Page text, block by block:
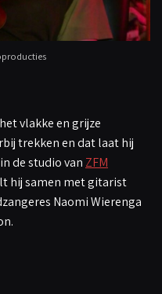
vlakke en grijze
trekken en dat laat hij
de studio van ZFM
hij samen met gitarist
Naomi Wierenga